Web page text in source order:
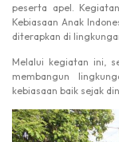
peserta apel.
Kebiasaan Anak
diterapkan di
Melalui kegiatan ini,
membangun
kebiasaan baik sejak